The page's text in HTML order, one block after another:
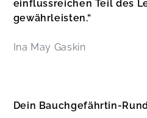
einflussreichen Teil des
gewährleisten.“
Ina May Gaskin
Dein Bauchgefährtin-